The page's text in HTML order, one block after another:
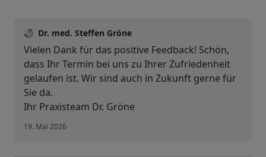
Dr. med. Steffen Gröne
Vielen Dank für das positive Feedback! Schön,
dass Ihr Termin bei uns zu Ihrer Zufriedenheit
gelaufen ist. Wir sind auch in Zukunft gerne für
Sie da.
Ihr Praxisteam Dr. Gröne
19. Mai 2026